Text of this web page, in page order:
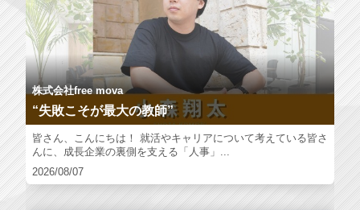
株式会社free mova
“失敗こそが最大の教師”
皆さん、こんにちは！ 就活やキャリアについて考えている皆さ
んに、成長企業の裏側を支える「人事」...
2026/08/07